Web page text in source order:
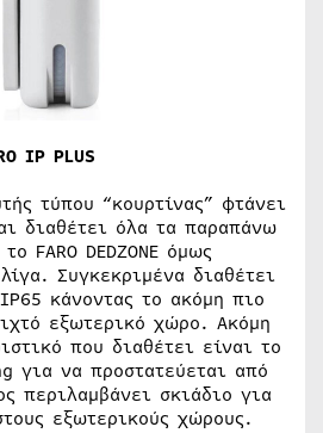
IP PLUS
τύπου “κουρτίνας” φτάνει
διαθέτει όλα τα παραπάνω
FARO DEDZONE όμως
Συγκεκριμένα διαθέτει
κάνοντας το ακόμη πιο
εξωτερικό χώρο. Ακόμη
που διαθέτει είναι το
για να προστατεύεται από
περιλαμβάνει σκιάδιο για
εξωτερικούς χώρους.